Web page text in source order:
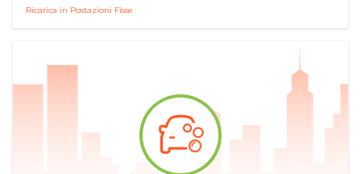
Ricarica in Postazioni Fisse